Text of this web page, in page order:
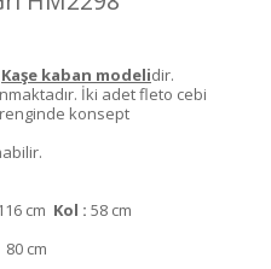
Kaşe kaban modelidir.
İki adet fleto cebi
renginde konsept
cm Kol : 58 cm
80 cm